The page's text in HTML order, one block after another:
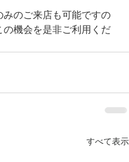
みのご来店も可能ですの
の機会を是非ご利用くだ
すべて表示